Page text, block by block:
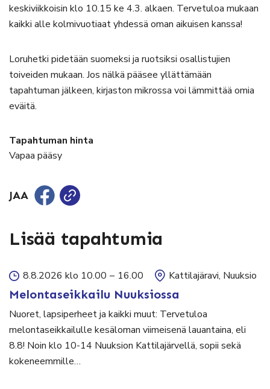
keskiviikkoisin klo 10.15 ke 4.3. alkaen. Tervetuloa mukaan
kaikki alle kolmivuotiaat yhdessä oman aikuisen kanssa!
Loruhetki pidetään suomeksi ja ruotsiksi osallistujien
toiveiden mukaan. Jos nälkä pääsee yllättämään
tapahtuman jälkeen, kirjaston mikrossa voi lämmittää omia
eväitä.
Tapahtuman hinta
Vapaa pääsy
JAA
Lisää tapahtumia
8.8.2026 klo 10.00 – 16.00 Kattilajäravi, Nuuksio
Melontaseikkailu Nuuksiossa
Nuoret, lapsiperheet ja kaikki muut: Tervetuloa
melontaseikkailulle kesäloman viimeisenä lauantaina, eli
8.8! Noin klo 10-14 Nuuksion Kattilajärvellä, sopii sekä
kokeneemmille…